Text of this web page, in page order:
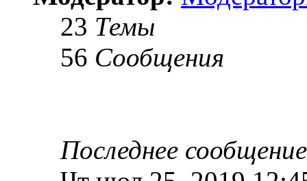
23 Темы
56 Сообщения
Последнее сообщение